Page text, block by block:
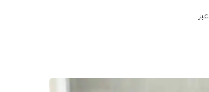
وزارة التعليم العالي تعلن رزنامة إعادة التسجيلات الجامعية للموسم 2026-2027 عبر